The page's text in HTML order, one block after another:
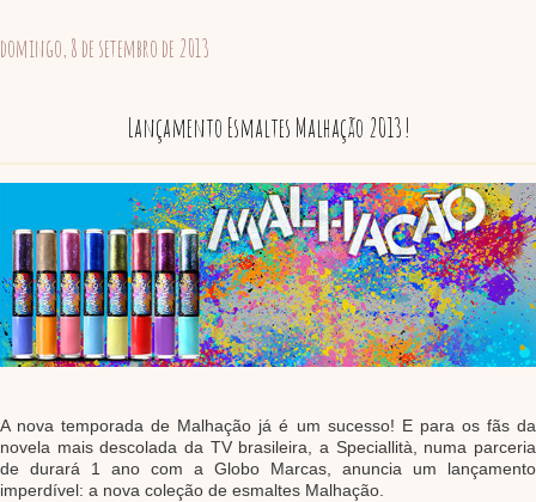
domingo, 8 de setembro de 2013
Lançamento Esmaltes Malhação 2013!
A nova temporada de Malhação já é um sucesso! E para os fãs da
novela mais descolada da TV brasileira, a Speciallità, numa parceria
de durará 1 ano com a Globo Marcas, anuncia um lançamento
imperdível: a nova coleção de esmaltes Malhação.